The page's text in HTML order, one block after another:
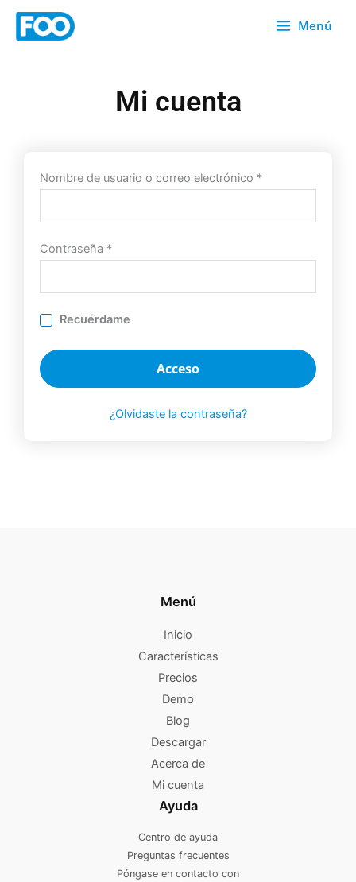
Menú
Mi cuenta
Nombre de usuario o correo electrónico *
Contraseña *
Recuérdame
Acceso
¿Olvidaste la contraseña?
Menú
Inicio
Características
Precios
Demo
Blog
Descargar
Acerca de
Mi cuenta
Ayuda
Centro de ayuda
Preguntas frecuentes
Póngase en contacto con